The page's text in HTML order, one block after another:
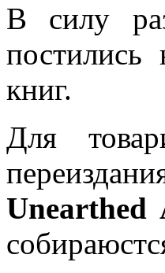
В силу
постились
книг.
Для
Unearthed